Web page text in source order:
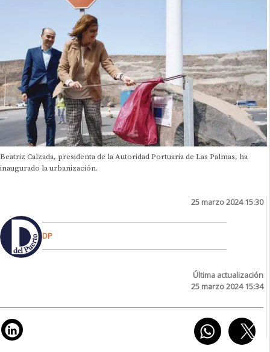
Beatriz Calzada, presidenta de la Autoridad Portuaria de Las Palmas, ha
inaugurado la urbanización.
25 marzo 2024 15:30
DP
Última actualización
25 marzo 2024 15:34